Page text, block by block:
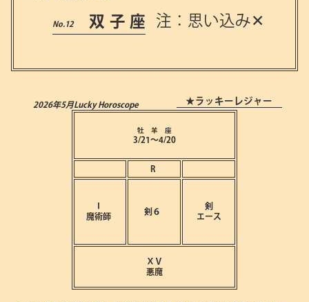
双子座 注：思い込み✕
2026年5月Lucky Horoscope ★ラッキーレジャー
牡 羊 座
3/21～4/20
R
魔術師
剣６
剣
エース
ⅩⅤ
悪魔